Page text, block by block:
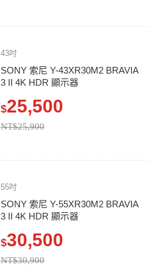
43吋
SONY 索尼 Y-43XR30M2 BRAVIA
3 II 4K HDR 顯示器
$25,500
NT$25,900
55吋
SONY 索尼 Y-55XR30M2 BRAVIA
3 II 4K HDR 顯示器
$30,500
NT$30,900